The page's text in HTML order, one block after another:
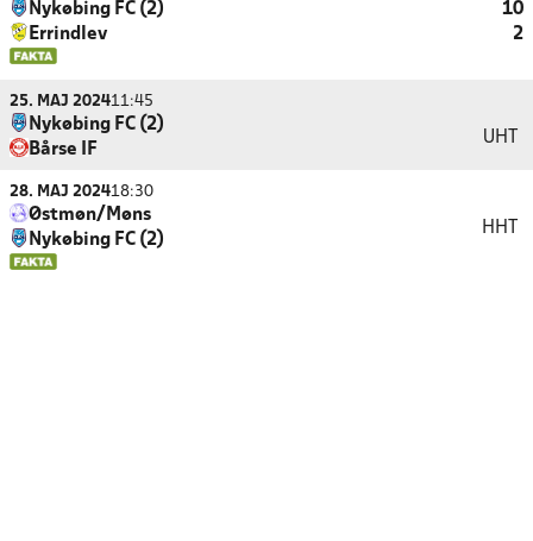
Nykøbing FC (2)
10
Errindlev
2
25. MAJ 202411:45
Nykøbing FC (2)
Bårse IF
UHT
28. MAJ 202418:30
Østmøn/Møns
Nykøbing FC (2)
HHT